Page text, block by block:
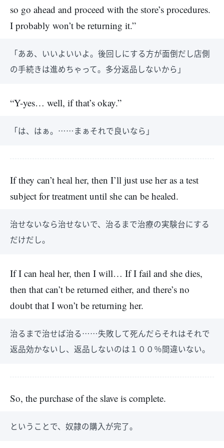
so go ahead and proceed with the store’s procedures.
I probably won’t be returning it.”
「ああ、いいよいいよ。後回しにする方が面倒だし店側
の手続きは進めちゃって。多分返品しないから」
“Y-yes… well, if that’s okay.”
「は、はぁ。……まぁそれで良いなら」
If they can’t heal her, then I’ll just use her as a test
subject for treatment until she can be healed.
治せないなら治せないで、治るまで治療の実験台にする
だけだし。
If I can heal her, then I will… If I fail and she dies,
then that can’t be returned either, and there’s no
doubt that I won’t be returning her.
治るまで治せば治る……失敗して死んだらそれはそれで
返品効かないし、返品しないのは１００％間違いない。
So, the purchase of the slave is complete.
ということで、奴隷の購入が完了。